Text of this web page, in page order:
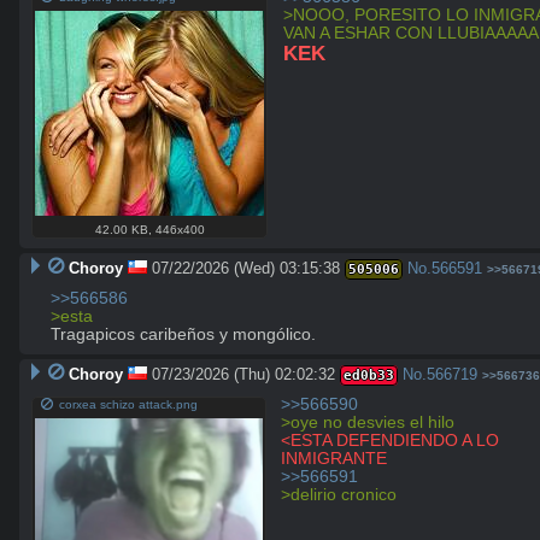
42.00 KB, 446x400
>NOOO, PORESITO LO
VAN A ESHAR CON LLUBIAAAAA
KEK
Choroy 07/22/2026 (Wed) 03:15:38 505006 No. 566591
>>566586
>esta
Tragapicos caribeños y mongólico.
Choroy 07/23/2026 (Thu) 02:02:32 ed0b33 No. 566719 >>566736
corxea schizo attack.png
>>566590
>oye no desvies el hilo
<ESTA DEFENDIENDO A LO
INMIGRANTE
>>566591
>delirio cronico